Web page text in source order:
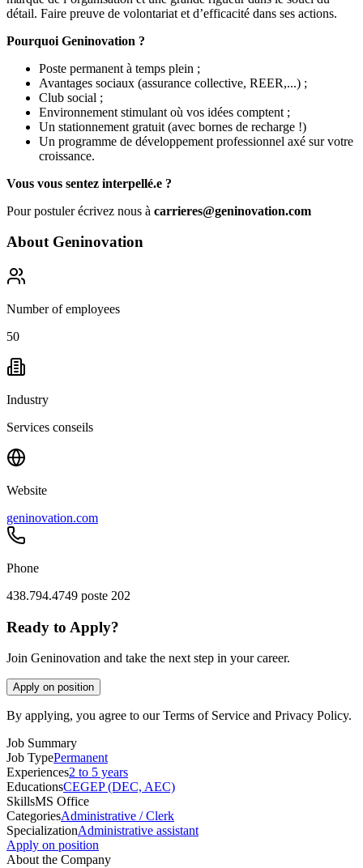
détail. Faire preuve de volontariat et d’efficacité dans ses actions.
Pourquoi Geninovation ?
Poste permanent à temps plein ;
Avantages sociaux (assurance collective, REER,...) ;
Club social ;
Environnement stimulant où vos idées comptent ;
Un stationnement gratuit (avec bornes de recharge !)
Un programme de développement professionnel axé sur votre
croissance.
Vous vous sentez interpellé.e ?
Pour postuler écrivez nous à carrieres@geninovation.com
About Geninovation
Number of employees
50
Industry
Services conseils
Website
geninovation.com
Phone
438.794.4749 poste 202
Ready to Apply?
Join Geninovation and take the next step in your career.
Apply on position
By applying, you agree to our Terms of Service and Privacy Policy.
Job Summary
Job TypePermanent
Experiences2 to 5 years
EducationsCEGEP (DEC, AEC)
SkillsMS Office
CategoriesAdministrative / Clerk
SpecializationAdministrative assistant
Apply on position
About the Company